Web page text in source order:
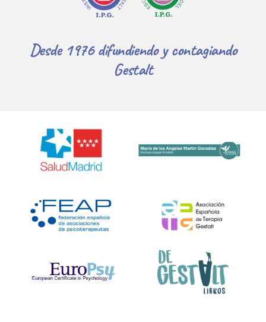
Desde 1976 difundiendo y contagiando
Gestalt